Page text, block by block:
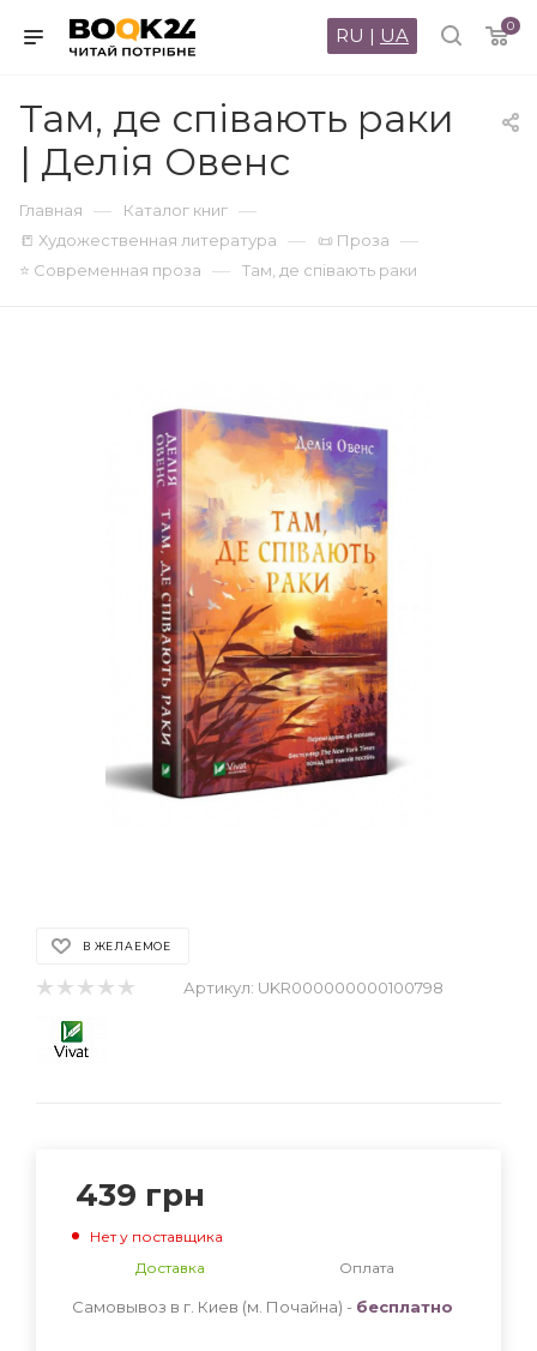
0
RU | UA
Там, де співають раки
| Делія Овенс
Главная — Каталог книг —
📒 Художественная литература — 📜 Проза —
⭐ Современная проза — Там, де співають раки
В ЖЕЛАЕМОЕ
Артикул: UKR000000000100798
439 грн
Нет у поставщика
Доставка
Оплата
Самовывоз в г. Киев (м. Почайна) - бесплатно